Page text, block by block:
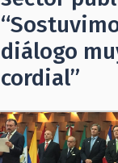
diálogo
cordial”